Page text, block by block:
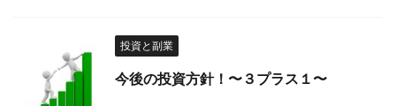
投資と副業
今後の投資方針！〜３プラス１〜